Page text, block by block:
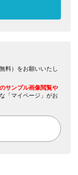
料）をお願いいたし
サンプル画像閲覧や
「マイページ」がお